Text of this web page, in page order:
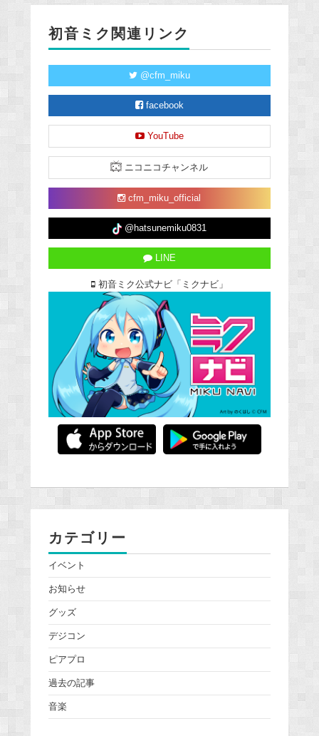
初音ミク関連リンク
@cfm_miku
facebook
YouTube
ニコニコチャンネル
cfm_miku_official
@hatsunemiku0831
LINE
初音ミク公式ナビ「ミクナビ」
カテゴリー
イベント
お知らせ
グッズ
デジコン
ピアプロ
過去の記事
音楽